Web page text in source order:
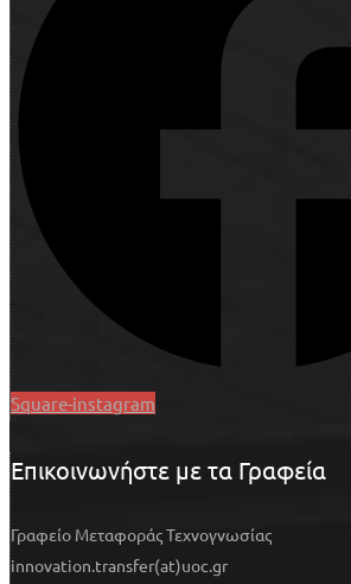
Square-instagram
Επικοινωνήστε με τα Γραφεία
Γραφείο Μεταφοράς Τεχνογνωσίας
innovation.transfer(at)uoc.gr